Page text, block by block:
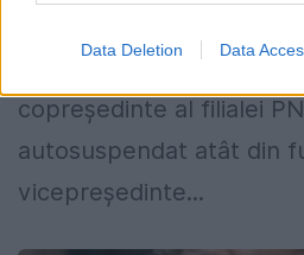
Data Deletion Data
PNL: prim-
copreședinte al filialei
autosuspendat atât din
vicepreşedinte...